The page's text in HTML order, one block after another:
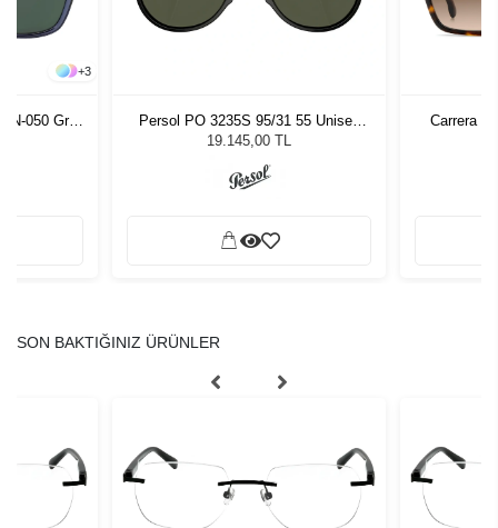
+3
050 Gray
Persol PO 3235S 95/31 55 Unisex
Güneş Gözlüğü
19.145,00 TL
Carrera
SON BAKTIĞINIZ ÜRÜNLER